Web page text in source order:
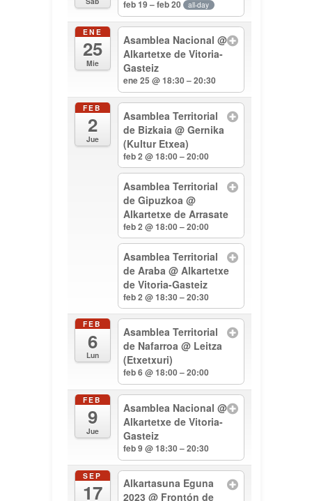
feb 19 – feb 20 all-day
ENE
25
Mie
Asamblea Nacional@
Alkartetxe de Vitoria-
Gasteiz
ene 25 @ 18:30 – 20:30
FEB
2
Jue
Asamblea Territorial
de Bizkaia@ Gernika
(Kultur Etxea)
feb 2 @ 18:00 – 20:00
Asamblea Territorial
de Gipuzkoa@
Alkartetxe de Arrasate
feb 2 @ 18:00 – 20:00
Asamblea Territorial
de Araba@ Alkartetxe
de Vitoria-Gasteiz
feb 2 @ 18:30 – 20:30
FEB
6
Lun
Asamblea Territorial
de Nafarroa@ Leitza
(Etxetxuri)
feb 6 @ 18:00 – 20:00
FEB
9
Jue
Asamblea Nacional@
Alkartetxe de Vitoria-
Gasteiz
feb 9 @ 18:30 – 20:30
SEP
17
Alkartasuna Eguna
2023@ Frontón de